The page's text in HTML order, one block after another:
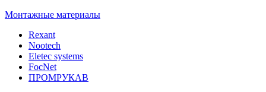
Монтажные материалы
Rexant
Nootech
Eletec systems
FocNet
ПРОМРУКАВ